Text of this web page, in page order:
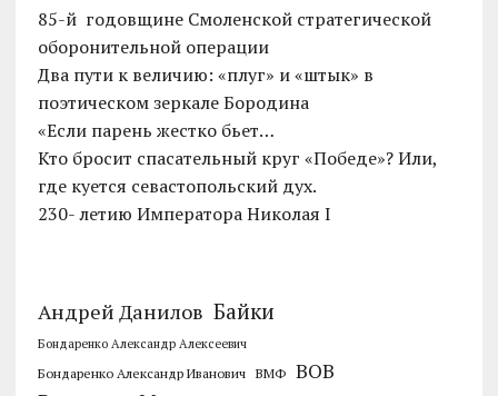
85-й годовщине Смоленской стратегической
оборонительной операции
Два пути к величию: «плуг» и «штык» в
поэтическом зеркале Бородина
«Если парень жестко бьет…
Кто бросит спасательный круг «Победе»? Или,
где куется севастопольский дух.
230- летию Императора Николая I
Андрей Данилов Байки
Бондаренко Александр Алексеевич
Бондаренко Александр Иванович ВМФ ВОВ